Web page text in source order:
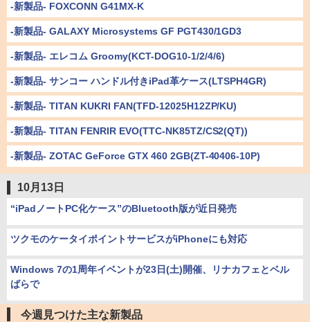
-新製品- FOXCONN G41MX-K
-新製品- GALAXY Microsystems GF PGT430/1GD3
-新製品- エレコム Groomy(KCT-DOG10-1/2/4/6)
-新製品- サンコー ハンドル付きiPad革ケース(LTSPH4GR)
-新製品- TITAN KUKRI FAN(TFD-12025H12ZP/KU)
-新製品- TITAN FENRIR EVO(TTC-NK85TZ/CS2(QT))
-新製品- ZOTAC GeForce GTX 460 2GB(ZT-40406-10P)
10月13日
“iPadノートPC化ケース”のBluetooth版が近日発売
ツクモのケータイポイントサービスがiPhoneにも対応
Windows 7の1周年イベントが23日(土)開催、リナカフェとベル
ばらで
今週見つけた主な新製品